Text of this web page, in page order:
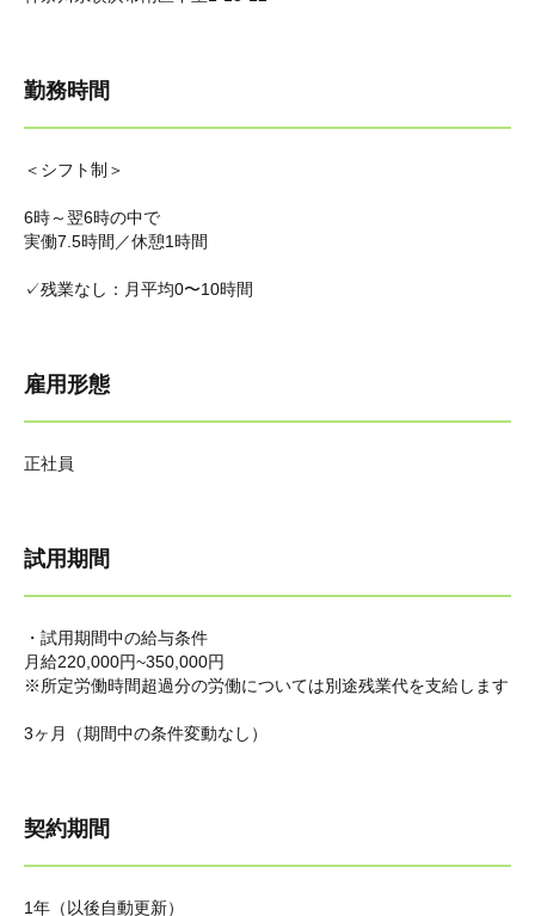
勤務時間
＜シフト制＞
6時～翌6時の中で
実働7.5時間／休憩1時間
✓残業なし：月平均0〜10時間
雇用形態
正社員
試用期間
・試用期間中の給与条件
月給220,000円~350,000円
※所定労働時間超過分の労働については別途残業代を支給します
3ヶ月（期間中の条件変動なし）
契約期間
1年（以後自動更新）